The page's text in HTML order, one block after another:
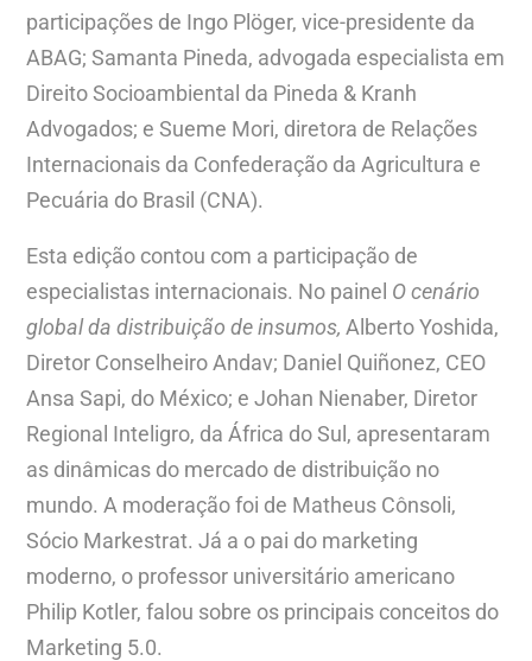
participações de Ingo Plöger, vice-presidente da
ABAG; Samanta Pineda, advogada especialista em
Direito Socioambiental da Pineda & Kranh
Advogados; e Sueme Mori, diretora de Relações
Internacionais da Confederação da Agricultura e
Pecuária do Brasil (CNA).
Esta edição contou com a participação de
especialistas internacionais. No painel O cenário
global da distribuição de insumos, Alberto Yoshida,
Diretor Conselheiro Andav; Daniel Quiñonez, CEO
Ansa Sapi, do México; e Johan Nienaber, Diretor
Regional Inteligro, da África do Sul, apresentaram
as dinâmicas do mercado de distribuição no
mundo. A moderação foi de Matheus Cônsoli,
Sócio Markestrat. Já a o pai do marketing
moderno, o professor universitário americano
Philip Kotler, falou sobre os principais conceitos do
Marketing 5.0.